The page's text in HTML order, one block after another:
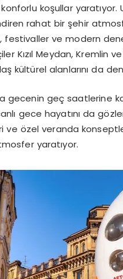
koşullar yaratıyor.
rahat bir şehir
festivaller ve modern
Kızıl Meydan, Kremlin
kültürel alanlarını da
gecenin geç saatlerine
gece hayatını da
ve özel veranda
yaratıyor.